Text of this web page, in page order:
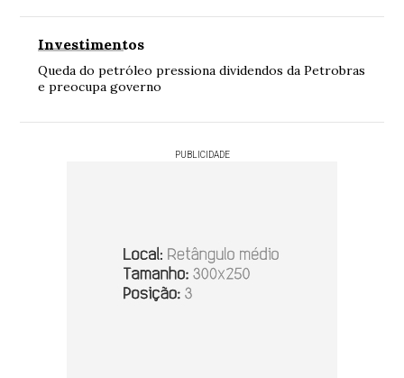
Investimentos
Queda do petróleo pressiona dividendos da Petrobras
e preocupa governo
PUBLICIDADE